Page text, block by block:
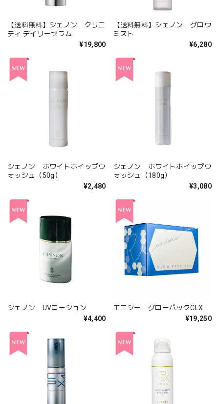
【送料無料】シェノン クリニ
ティ デイリーセラム
¥19,800
【送料無料】シェノン グロウ
ミスト
¥6,280
シェノン ホワイトホイップウ
ォッシュ（50g）
¥2,480
シェノン ホワイトホイップウ
ォッシュ（180g）
¥3,080
シェノン UVローション
¥4,400
エニシー グローパックCLX
¥19,250